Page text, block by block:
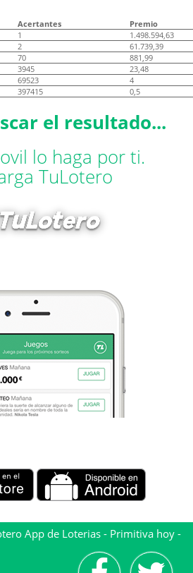
Acertantes
Premio
1
1.498.594,63
2
61.739,39
70
881,99
3945
23,48
69523
4
397415 0,5
el resultado...
lo haga por ti.
TuLotero
App de Loterias - Primitiva hoy -